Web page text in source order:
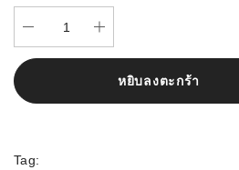
หยิบลงตะกร้า
Tag: